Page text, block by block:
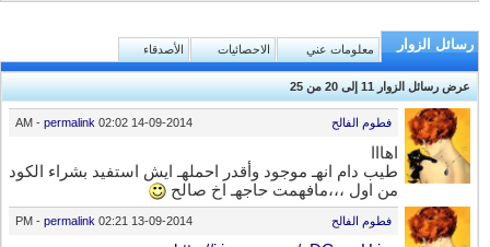
رسائل الزوار معلومات عني الاحصائيات الأصدقاء
عرض رسائل الزوار 11 إلى 20من25
14-09-2014
02:02 AM
-permalink فطوم الفالح
اهااا
طيب دام انهـ موجود وأقدر احملهـ ايش استفيد بشراء الكود
من اول ،،،مافهمت حاجهـ اخ صالح
13-09-2014
02:21 PM
-permalink فطوم الفالح